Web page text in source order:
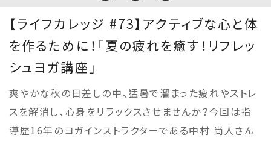
【ライフカレッジ #73】アクティブな心と体
を作るために！「夏の疲れを癒す！リフレッ
シュヨガ講座」
爽やかな秋の日差しの中、猛暑で溜まった疲れやストレ
スを解消し、心身をリラックスさせませんか？今回は指
導歴16年のヨガインストラクターである中村 尚人さん